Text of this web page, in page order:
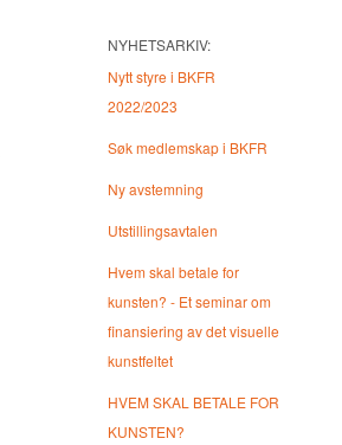
NYHETSARKIV:
Nytt styre i BKFR
2022/2023
Søk medlemskap i BKFR
Ny avstemning
Utstillingsavtalen
Hvem skal betale for
kunsten? - Et seminar om
finansiering av det visuelle
kunstfeltet
HVEM SKAL BETALE FOR
KUNSTEN?